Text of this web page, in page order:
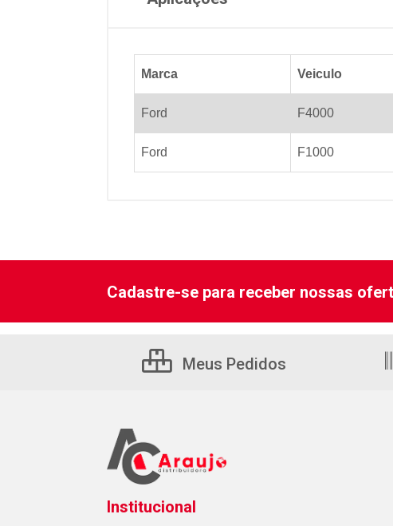
Marca Veiculo
Ford F4000
Ford F1000
Cadastre-se para receber nossas
Meus Pedidos
Institucional